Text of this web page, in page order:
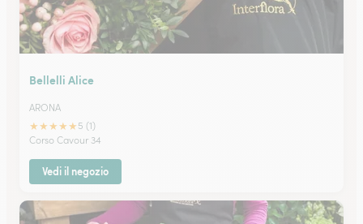
Bellelli Alice
ARONA
★★★★★ 5 (1)
Corso Cavour 34
Vedi il negozio